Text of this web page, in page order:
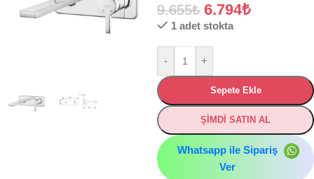
9.655₺ 6.794₺
1 adet stokta
- +
Sepete Ekle
ŞİMDİ SATIN AL
Whatsapp ile Sipariş
Ver